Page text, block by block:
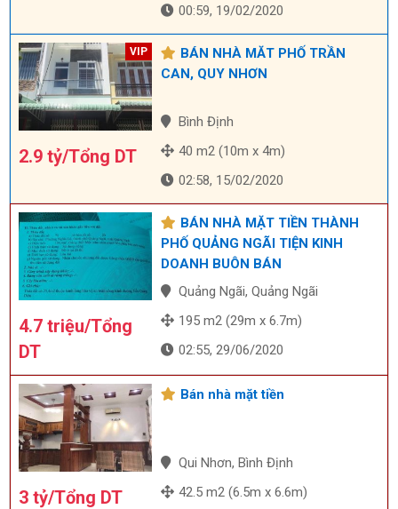
00:59, 19/02/2020
2.9 tỷ/Tổng DT
BÁN NHÀ MĂT PHỐ TRẦN
CAN, QUY NHƠN
Bình Định
40 m2 (10m x 4m)
02:58, 15/02/2020
4.7 triệu/Tổng
DT
BÁN NHÀ MẶT TIỀN THÀNH
PHỐ QUẢNG NGÃI TIỆN KINH
DOANH BUÔN BÁN
Quảng Ngãi, Quảng Ngãi
195 m2 (29m x 6.7m)
02:55, 29/06/2020
3 tỷ/Tổng DT
Bán nhà mặt tiền
Qui Nhơn, Bình Định
42.5 m2 (6.5m x 6.6m)